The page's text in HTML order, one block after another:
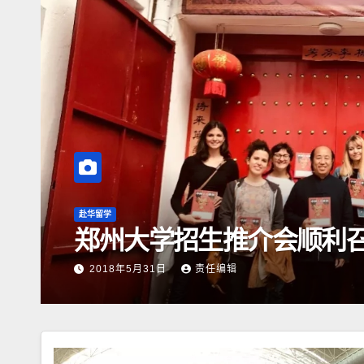
赴华留学
郑州大学招生推介会顺利
2018年5月31日 责任编辑